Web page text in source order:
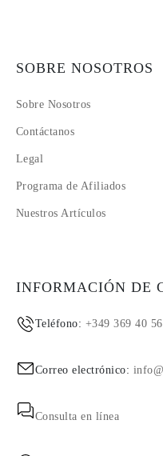
SOBRE NOSOTROS
Sobre Nosotros
Contáctanos
Legal
Programa de Afiliados
Nuestros Artículos
INFORMACIÓN DE
Teléfono: +349 369 40
Correo electrónico:
Consulta en línea